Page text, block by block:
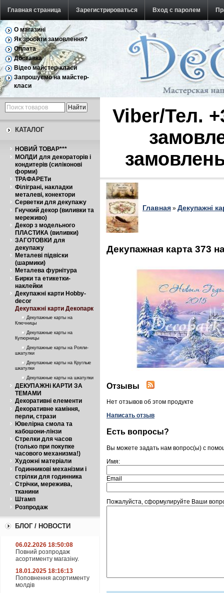
Главная страница Зарегистрироваться Вход с паролем
Обратная связь
О магазині
Як зробити замовлення?
Оплата
Доставка
Відео майстер-класи
Запрошуємо на майстер-
класи
КАТАЛОГ
НОВИЙ ТОВАР***
МОЛДИ для декораторів і
кондитерів (силіконові
форми)
ТРАФАРЕТи
Філіграні, накладки
металеві, конектори
Серветки для декупажу
Гнучкий декор (виливки та
мереживо)
Декор з модельного
ПЛАСТИКА (виливки)
ЗАГОТОВКИ для
декупажу
Металеві підвіски
(шармики)
Металева фурнітура
Бирки та етикетки-
наклейки
Декупажні карти Hobby-
decor
Декупажні карти Декопарк
Декупажные карты на
Ключницы
Декупажные карты на
Купюрницы
Декупажные карты на Рояли-
шкатулки
Декупажные карты на Круглые
шкатулки
Декупажные карты на шкатулки
ДЕКУПАЖНі КАРТИ ЗА
ТЕМАМИ
Декоративні елементи
Декоративне каміння,
перли, стрази
Ювелірна смола та
кабошони-лінзи
Стрелки для часов
(только при покупке
часового механизма!)
Художні матеріали
Годинникові механізми і
стрілки для годинника
Стрічки, мережива,
тканини
Штамп
Розпродаж
БЛОГ / НОВОСТИ
06.02.2026 18:50:08
Повний розпродаж
асортименту магазіну.
18.01.2025 18:16:13
Поповнення асортименту
молдів
Viber/Тел.
Главная » Декупажні
Декупажная карта 373
Отзывы
Нет отзывов об этом продукте
Написать отзыв
Есть вопросы?
Вы можете задать нам вопрос(ы) с
Имя:
Email
Пожалуйста, сформулируйте Ваши